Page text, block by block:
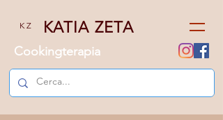
K Z KATIA ZETA
Cookingterapia